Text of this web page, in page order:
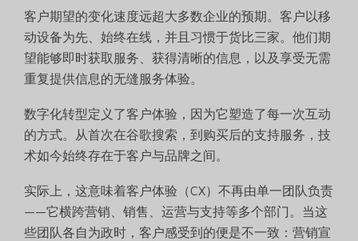
客户期望的变化速度远超大多数企业的预期。客户以移
动设备为先、始终在线，并且习惯于货比三家。他们期
望能够即时获取服务、获得清晰的信息，以及享受无需
重复提供信息的无缝服务体验。
数字化转型定义了客户体验，因为它塑造了每一次互动
的方式。从首次在谷歌搜索，到购买后的支持服务，技
术如今始终存在于客户与品牌之间。
实际上，这意味着客户体验（CX）不再由单一团队负责
——它横跨营销、销售、运营与支持等多个部门。当这
些团队各自为政时，客户感受到的便是不一致：营销宣